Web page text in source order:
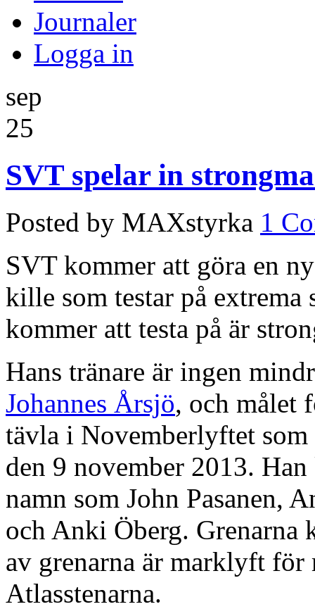
Journaler
Logga in
sep
25
SVT spelar in
Posted by MAXstyrka 1
SVT kommer att göra en
kille som testar på extrema
kommer att testa på är
Hans tränare är ingen
Johannes Årsjö, och målet
tävla i Novemberlyftet
den 9 november 2013.
namn som John Pasanen,
och Anki Öberg. Grenarna
av grenarna är marklyft
Atlasstenarna.